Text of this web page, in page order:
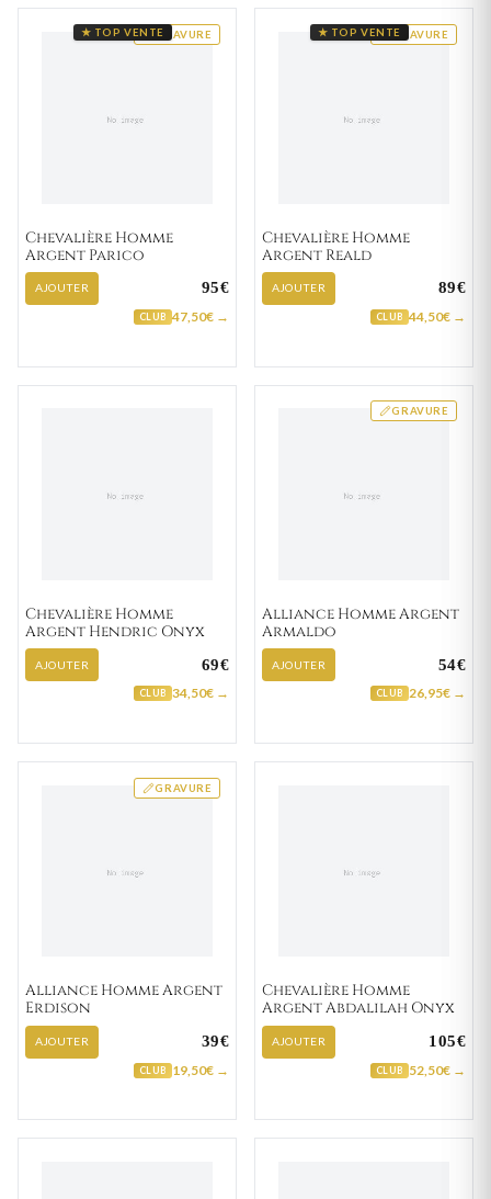
GRAVURE
★ TOP VENTE
Chevalière Homme
Argent Parico
AJOUTER 95€
CLUB 47,50€ →
GRAVURE
★ TOP VENTE
Chevalière Homme
Argent Reald
AJOUTER 89€
CLUB 44,50€ →
Chevalière Homme
Argent Hendric Onyx
AJOUTER 69€
CLUB 34,50€ →
GRAVURE
Alliance Homme Argent
Armaldo
AJOUTER 54€
CLUB 26,95€ →
GRAVURE
Alliance Homme Argent
Erdison
AJOUTER 39€
CLUB 19,50€ →
Chevalière Homme
Argent Abdalilah Onyx
AJOUTER 105€
CLUB 52,50€ →